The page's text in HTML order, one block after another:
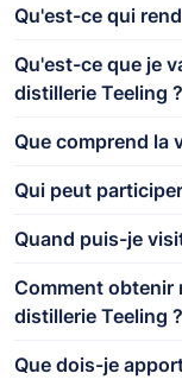
Qu'est-ce qui
Qu'est-ce que je
distillerie Teeling ?
Que comprend la
Qui peut
Quand puis-je
Comment obtenir
distillerie Teeling ?
Que dois-je